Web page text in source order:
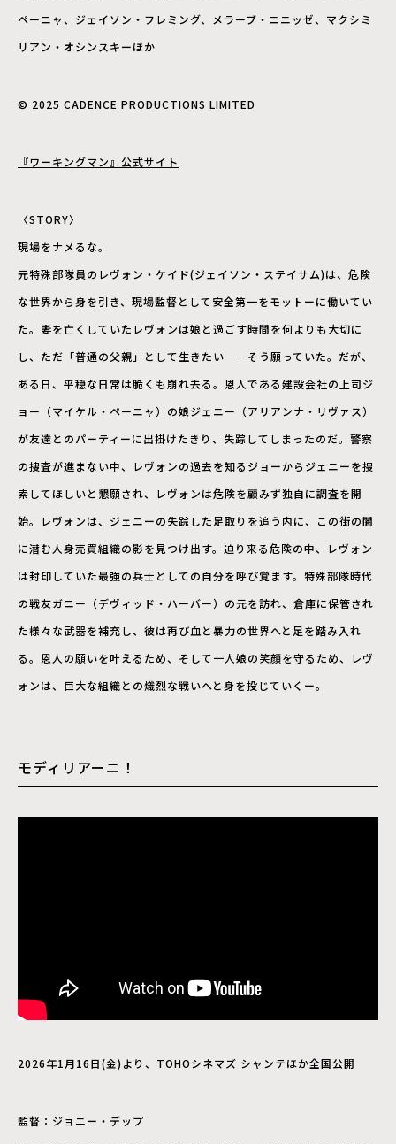
ペーニャ、ジェイソン・フレミング、メラーブ・ニニッゼ、マクシミ
リアン・オシンスキーほか
© 2025 CADENCE PRODUCTIONS LIMITED
『ワーキングマン』公式サイト
〈STORY〉
現場をナメるな。
元特殊部隊員のレヴォン・ケイド(ジェイソン・ステイサム)は、危険
な世界から身を引き、現場監督として安全第一をモットーに働いてい
た。妻を亡くしていたレヴォンは娘と過ごす時間を何よりも大切に
し、ただ「普通の父親」として生きたい──そう願っていた。だが、
ある日、平穏な日常は脆くも崩れ去る。恩人である建設会社の上司ジ
ョー（マイケル・ペーニャ）の娘ジェニー（アリアンナ・リヴァス）
が友達とのパーティーに出掛けたきり、失踪してしまったのだ。警察
の捜査が進まない中、レヴォンの過去を知るジョーからジェニーを捜
索してほしいと懇願され、レヴォンは危険を顧みず独自に調査を開
始。レヴォンは、ジェニーの失踪した足取りを追う内に、この街の闇
に潜む人身売買組織の影を見つけ出す。迫り来る危険の中、レヴォン
は封印していた最強の兵士としての自分を呼び覚ます。特殊部隊時代
の戦友ガニー（デヴィッド・ハーバー）の元を訪れ、倉庫に保管され
た様々な武器を補充し、彼は再び血と暴力の世界へと足を踏み入れ
る。恩人の願いを叶えるため、そして一人娘の笑顔を守るため、レヴ
ォンは、巨大な組織との熾烈な戦いへと身を投じていくー。
モディリアーニ！
2026年1月16日(金)より、TOHOシネマズ シャンテほか全国公開
監督：ジョニー・デップ